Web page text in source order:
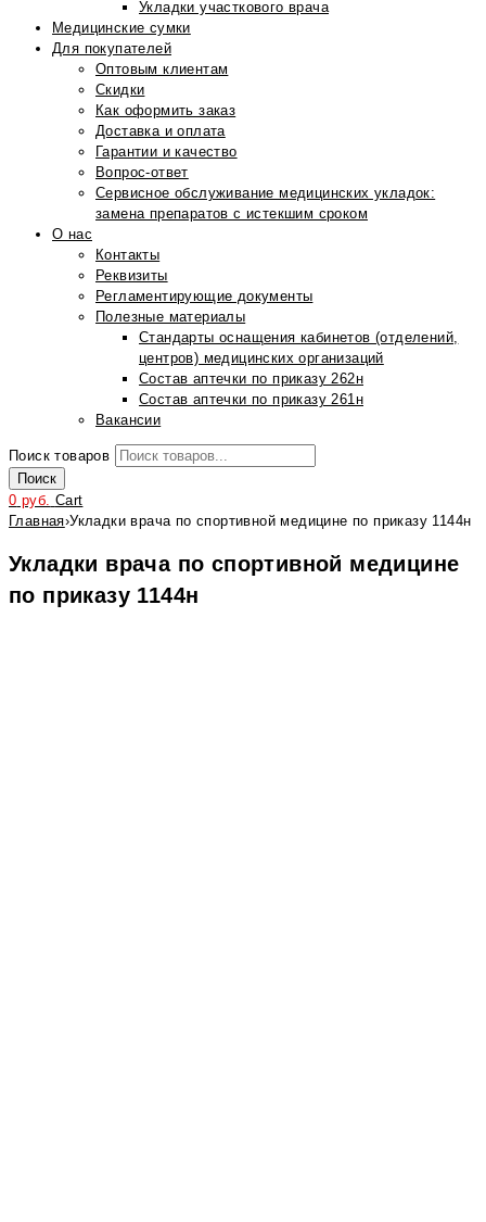
Укладки участкового врача
Медицинские сумки
Для покупателей
Оптовым клиентам
Скидки
Как оформить заказ
Доставка и оплата
Гарантии и качество
Вопрос-ответ
Сервисное обслуживание медицинских укладок:
замена препаратов с истекшим сроком
О нас
Контакты
Реквизиты
Регламентирующие документы
Полезные материалы
Стандарты оснащения кабинетов (отделений,
центров) медицинских организаций
Состав аптечки по приказу 262н
Состав аптечки по приказу 261н
Вакансии
Поиск товаров
Поиск
0 руб. Cart
Главная›Укладки врача по спортивной медицине по приказу 1144н
Укладки врача по спортивной медицине
по приказу 1144н